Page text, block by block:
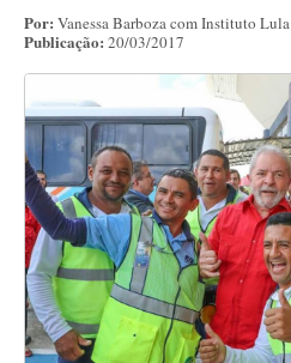
Por: Vanessa Barboza com Instituto Lula
Publicação: 20/03/2017